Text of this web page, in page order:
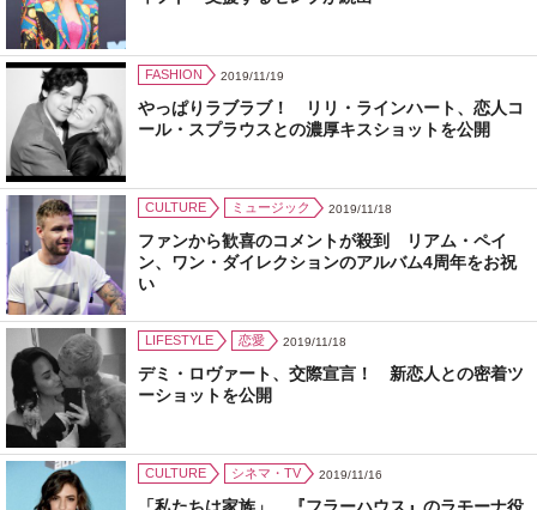
FASHION 2019/11/19
やっぱりラブラブ！ リリ・ラインハート、恋人コ
ール・スプラウスとの濃厚キスショットを公開
CULTURE ミュージック 2019/11/18
ファンから歓喜のコメントが殺到 リアム・ペイ
ン、ワン・ダイレクションのアルバム4周年をお祝
い
LIFESTYLE 恋愛 2019/11/18
デミ・ロヴァート、交際宣言！ 新恋人との密着ツ
ーショットを公開
CULTURE シネマ・TV 2019/11/16